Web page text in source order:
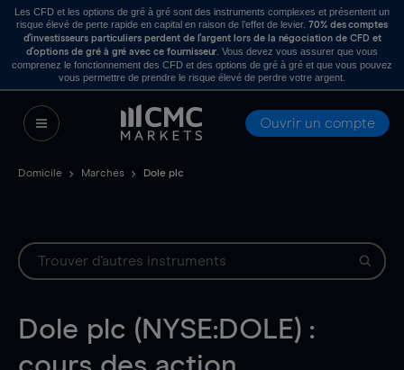
Les CFD et les options de gré à gré sont des instruments complexes et présentent un
risque élevé de perte rapide en capital en raison de l’effet de levier. 70% des comptes
d’investisseurs particuliers perdent de l’argent lors de la négociation de CFD et
d’options de gré à gré avec ce fournisseur . Vous devez vous assurer que vous
comprenez le fonctionnement des CFD et des options de gré à gré et que vous pouvez
vous permettre de prendre le risque élevé de perdre votre argent.
Ouvrir un compte
Domicile Marchés Dole plc
Dole plc (NYSE:DOLE) :